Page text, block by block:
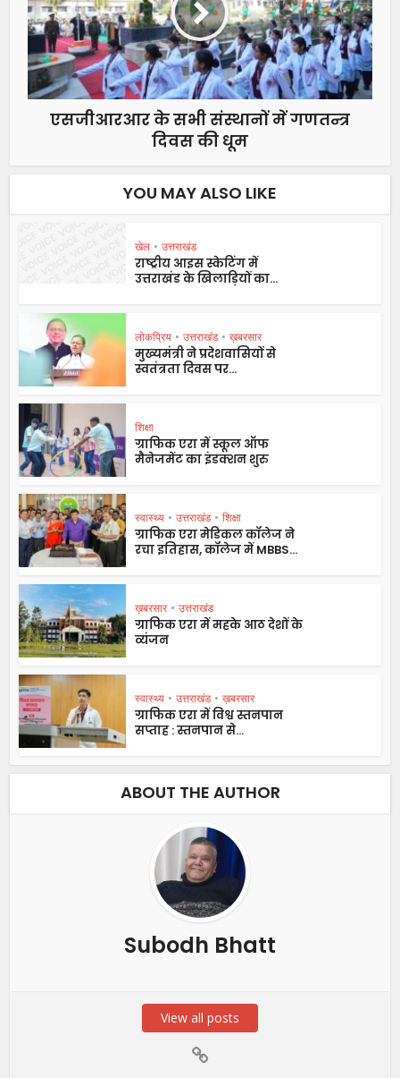
एसजीआरआर के सभी संस्थानों में गणतन्त्र
दिवस की धूम
YOU MAY ALSO LIKE
खेल • उत्तराखंड
राष्ट्रीय आइस स्केटिंग में
उत्तराखंड के खिलाड़ियों का...
लोकप्रिय • उत्तराखंड • ख़बरसार
मुख्यमंत्री ने प्रदेशवासियों से
स्वतंत्रता दिवस पर...
शिक्षा
ग्राफिक एरा में स्कूल ऑफ
मैनेजमेंट का इंडक्शन शुरु
स्वास्थ्य • उत्तराखंड • शिक्षा
ग्राफिक एरा मेडिकल कॉलेज ने
रचा इतिहास, कॉलेज में MBBS...
ख़बरसार • उत्तराखंड
ग्राफिक एरा में महके आठ देशों के
व्यंजन
स्वास्थ्य • उत्तराखंड • ख़बरसार
ग्राफिक एरा में विश्व स्तनपान
सप्ताह : स्तनपान से...
ABOUT THE AUTHOR
Subodh Bhatt
View all posts